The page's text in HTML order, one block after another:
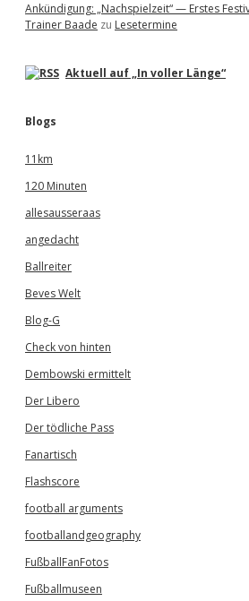
Ankündigung: „Nachspielzeit“ — Erstes
Trainer Baade zu Lesetermine
Aktuell auf „In voller Länge“
Blogs
11km
120 Minuten
allesausseraas
angedacht
Ballreiter
Beves Welt
Blog-G
Check von hinten
Dembowski ermittelt
Der Libero
Der tödliche Pass
Fanartisch
Flashscore
football arguments
footballandgeography
FußballFanFotos
Fußballmuseen